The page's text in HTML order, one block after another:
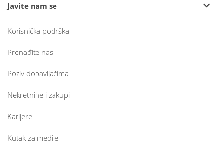
Javite nam se
Korisnička podrška
Pronađite nas
Poziv dobavljačima
Nekretnine i zakupi
Karijere
Kutak za medije